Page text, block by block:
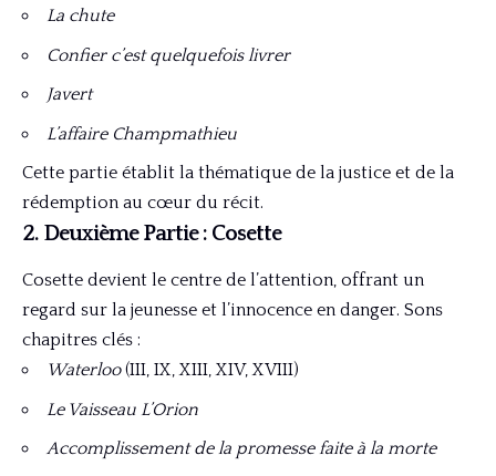
La chute
Confier c’est quelquefois livrer
Javert
L’affaire Champmathieu
Cette partie établit la thématique de la justice et de la
rédemption au cœur du récit.
2. Deuxième Partie : Cosette
Cosette devient le centre de l’attention, offrant un
regard sur la jeunesse et l’innocence en danger. Sons
chapitres clés :
Waterloo(III, IX, XIII, XIV, XVIII)
Le Vaisseau L’Orion
Accomplissement de la promesse faite à la morte